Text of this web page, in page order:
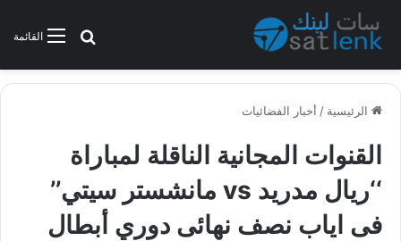
القائمةبحث عن
الرئيسية / أخبار الفضائيات
القنوات المجانية الناقلة لمباراة
‘‘ريال مدريد vs مانشستر سيتي’’
فى اياب نصف نهائى دوري أبطال